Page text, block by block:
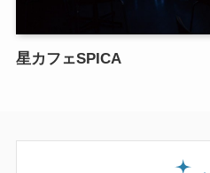
星カフェSPICA